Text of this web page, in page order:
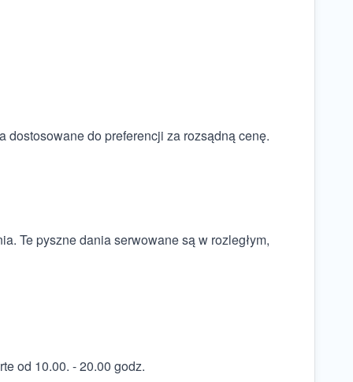
dostosowane do preferencji za rozsądną cenę.
Te pyszne dania serwowane są w rozległym,
od 10.00. - 20.00 godz.